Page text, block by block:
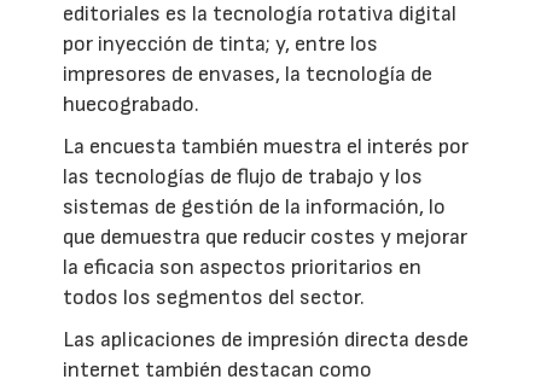
editoriales es la tecnología rotativa digital
por inyección de tinta; y, entre los
impresores de envases, la tecnología de
huecograbado.
La encuesta también muestra el interés por
las tecnologías de flujo de trabajo y los
sistemas de gestión de la información, lo
que demuestra que reducir costes y mejorar
la eficacia son aspectos prioritarios en
todos los segmentos del sector.
Las aplicaciones de impresión directa desde
internet también destacan como